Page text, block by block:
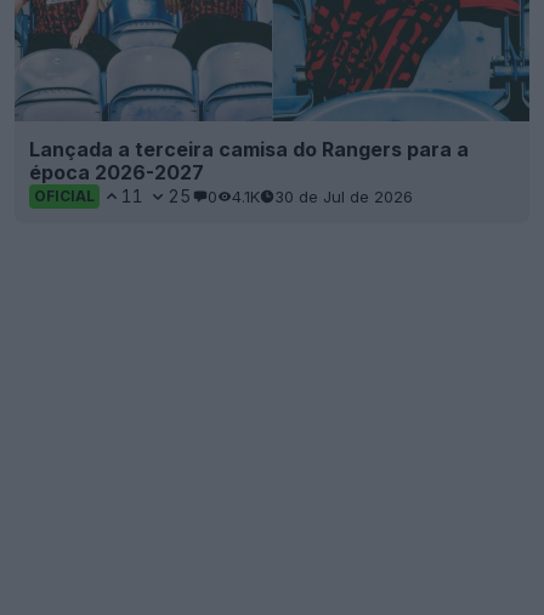
Lançada a terceira camisa do Rangers para a
época 2026-2027
OFICIAL 11 25 0 4.1K 30 de Jul de 2026